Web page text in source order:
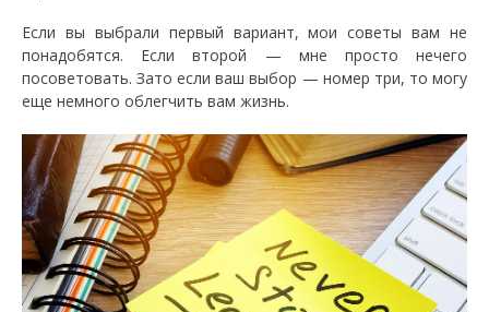
Если вы выбрали первый вариант, мои советы вам не
понадобятся. Если второй — мне просто нечего
посоветовать. Зато если ваш выбор — номер три, то могу
еще немного облегчить вам жизнь.